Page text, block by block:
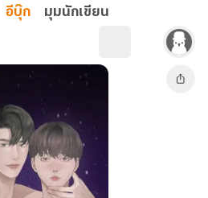
อีบุ๊ก มุมนักเขียน